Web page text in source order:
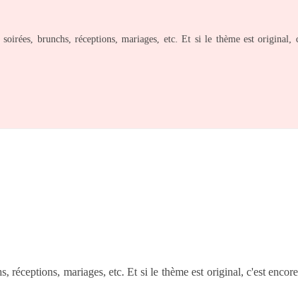
brunchs, réceptions, mariages, etc. Et si le thème est original,
réceptions, mariages, etc. Et si le thème est original, c'est